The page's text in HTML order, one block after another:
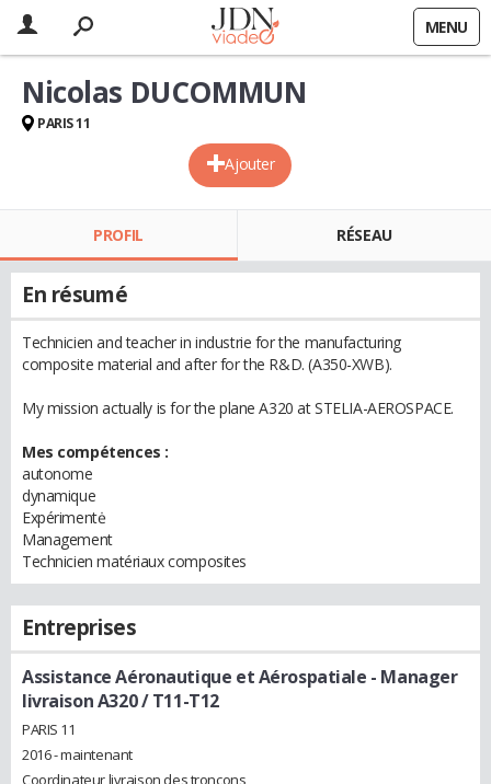
MENU
Ajouter
Nicolas DUCOMMUN
PARIS 11
PROFIL RÉSEAU
En résumé
Technicien and teacher in industrie for the manufacturing
composite material and after for the R&D. (A350-XWB).
My mission actually is for the plane A320 at STELIA-AEROSPACE.
Mes compétences :
autonome
dynamique
Expérimentė
Management
Technicien matériaux composites
Entreprises
Assistance Aéronautique et Aérospatiale - Manager
livraison A320 / T11-T12
PARIS 11
2016 - maintenant
Coordinateur livraison des tronçons